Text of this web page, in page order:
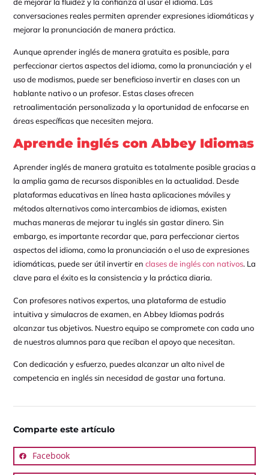
conversaciones reales permiten aprender expresiones idiomáticas y
mejorar la pronunciación de manera práctica.
Aunque aprender inglés de manera gratuita es posible, para
perfeccionar ciertos aspectos del idioma, como la pronunciación y el
uso de modismos, puede ser beneficioso invertir en clases con un
hablante nativo o un profesor. Estas clases ofrecen
retroalimentación personalizada y la oportunidad de enfocarse en
áreas específicas que necesiten mejora.
Aprende inglés con Abbey Idiomas
Aprender inglés de manera gratuita es totalmente posible gracias a
la amplia gama de recursos disponibles en la actualidad. Desde
plataformas educativas en línea hasta aplicaciones móviles y
métodos alternativos como intercambios de idiomas, existen
muchas maneras de mejorar tu inglés sin gastar dinero. Sin
embargo, es importante recordar que, para perfeccionar ciertos
aspectos del idioma, como la pronunciación o el uso de expresiones
idiomáticas, puede ser útil invertir en clases de inglés con nativos. La
clave para el éxito es la consistencia y la práctica diaria.
Con profesores nativos expertos, una plataforma de estudio
intuitiva y simulacros de examen, en Abbey Idiomas podrás
alcanzar tus objetivos. Nuestro equipo se compromete con cada uno
de nuestros alumnos para que reciban el apoyo que necesitan.
Con dedicación y esfuerzo, puedes alcanzar un alto nivel de
competencia en inglés sin necesidad de gastar una fortuna.
Comparte este artículo
Facebook